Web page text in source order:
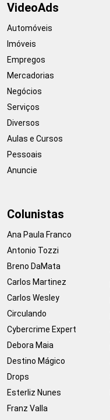
VideoAds
Automóveis
Imóveis
Empregos
Mercadorias
Negócios
Serviços
Diversos
Aulas e Cursos
Pessoais
Anuncie
Colunistas
Ana Paula Franco
Antonio Tozzi
Breno DaMata
Carlos Martinez
Carlos Wesley
Circulando
Cybercrime Expert
Debora Maia
Destino Mágico
Drops
Esterliz Nunes
Franz Valla